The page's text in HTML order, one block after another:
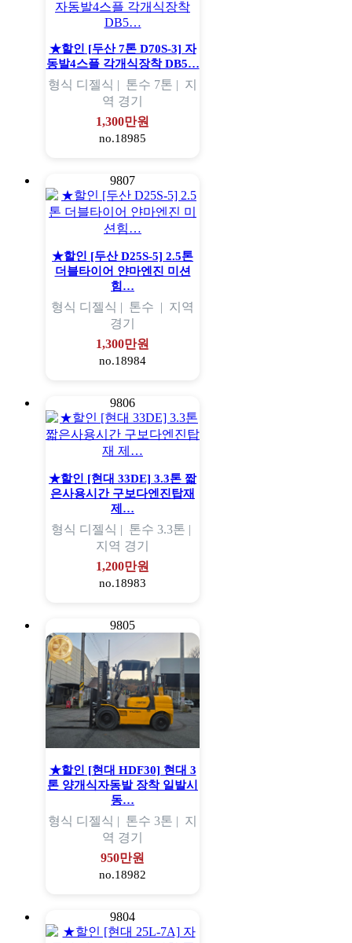
★할인 [두산 7톤 D70S-3] 자
동발4스플 각개식장착 DB5…
형식 디젤식 | 톤수 7톤 | 지
역 경기
1,300만원
no.18985
9807
★할인 [두산 D25S-5] 2.5톤
더블타이어 얀마엔진 미션
힘…
형식 디젤식 | 톤수 | 지역
경기
1,300만원
no.18984
9806
★할인 [현대 33DE] 3.3톤 짧
은사용시간 구보다엔진탑재
제…
형식 디젤식 | 톤수 3.3톤 |
지역 경기
1,200만원
no.18983
9805
★할인 [현대 HDF30] 현대 3
톤 양개식자동발 장착 일발시
동…
형식 디젤식 | 톤수 3톤 | 지
역 경기
950만원
no.18982
9804